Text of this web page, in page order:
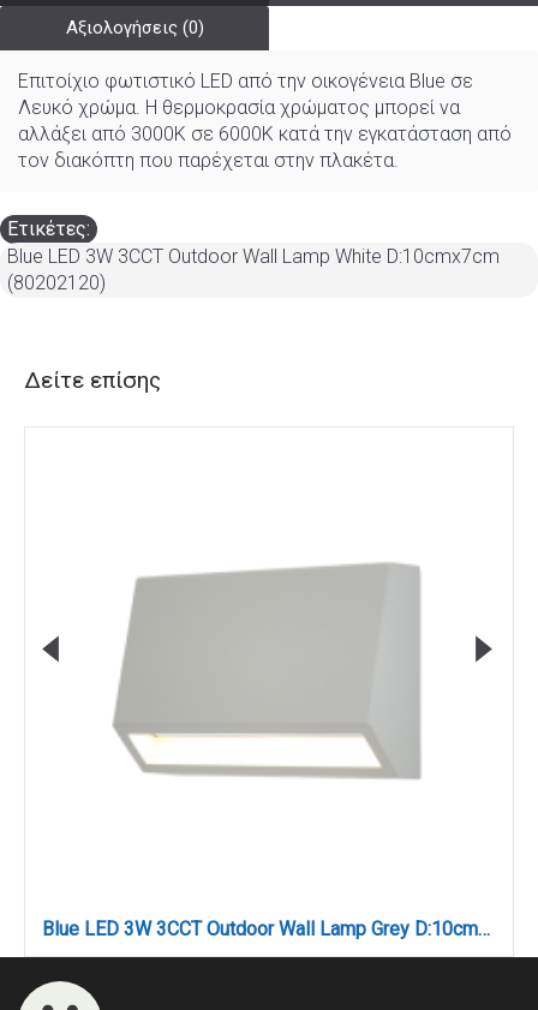
Αξιολογήσεις (0)
Επιτοίχιο φωτιστικό LED από την οικογένεια Blue σε
Λευκό χρώμα. Η θερμοκρασία χρώματος μπορεί να
αλλάξει από 3000K σε 6000K κατά την εγκατάσταση από
τον διακόπτη που παρέχεται στην πλακέτα.
Ετικέτες:
Blue LED 3W 3CCT Outdoor Wall Lamp White D:10cmx7cm
(80202120)
Δείτε επίσης
Blue LED 3W 3CCT Outdoor Wall Lamp Grey D:10cmx7cm (80202130)